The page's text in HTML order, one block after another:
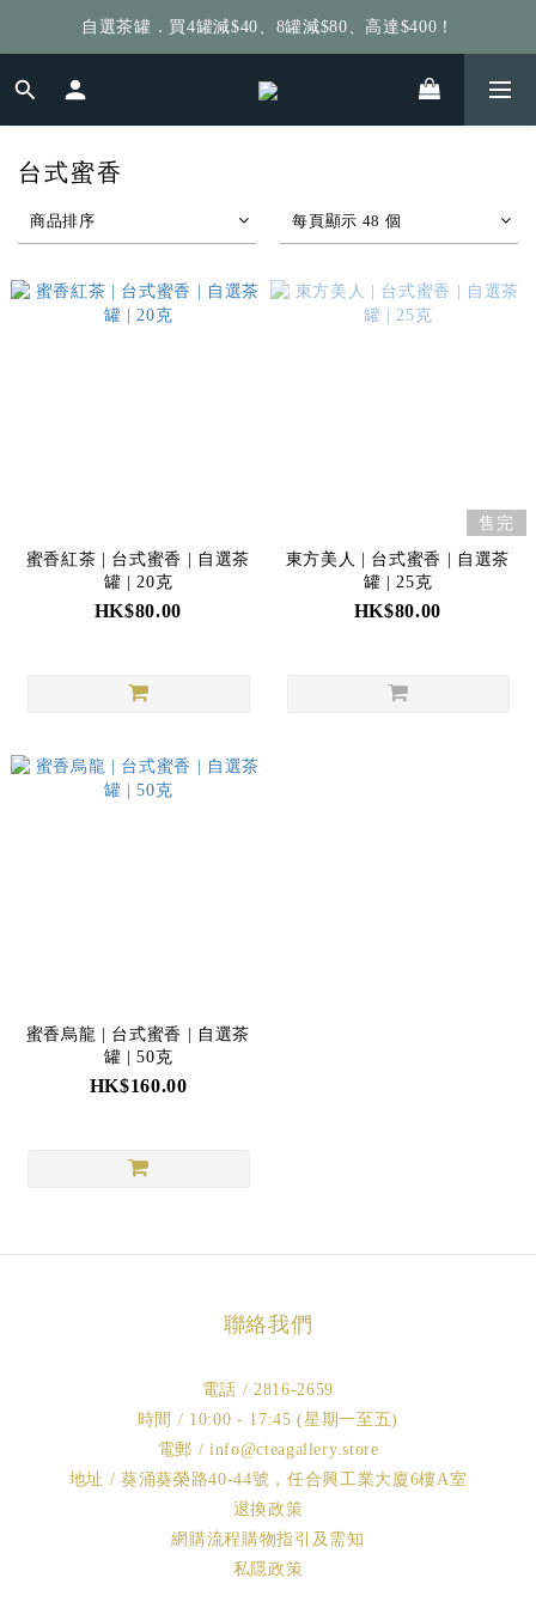
給個訂單好評，立即送你 $5 購物金！
自選茶罐．買4罐減$40、8罐減$80、高達$400！
給個訂單好評，立即送你 $5 購物金！
台式蜜香
商品排序 每頁顯示 48 個
蜜香紅茶 | 台式蜜香 | 自選茶
罐 | 20克
HK$80.00
售完
東方美人 | 台式蜜香 | 自選茶
罐 | 25克
HK$80.00
蜜香烏龍 | 台式蜜香 | 自選茶
罐 | 50克
HK$160.00
聯絡我們
電話 / 2816-2659
時間 / 10:00 - 17:45 (星期一至五)
電郵 / info@cteagallery.store
地址 / 葵涌葵榮路40-44號，任合興工業大廈6樓A室
退換政策
網購流程購物指引及需知
私隱政策